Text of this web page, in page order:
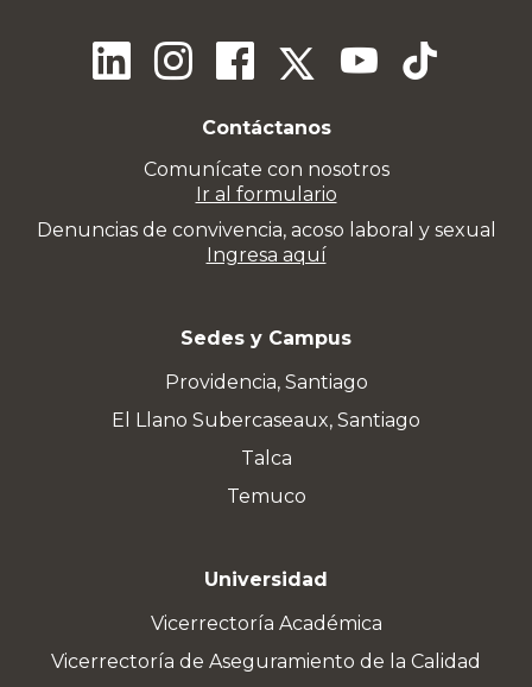
Contáctanos
Comunícate con nosotros
Ir al formulario
Denuncias de convivencia, acoso laboral y sexual
Ingresa aquí
Sedes y Campus
Providencia, Santiago
El Llano Subercaseaux, Santiago
Talca
Temuco
Universidad
Vicerrectoría Académica
Vicerrectoría de Aseguramiento de la Calidad